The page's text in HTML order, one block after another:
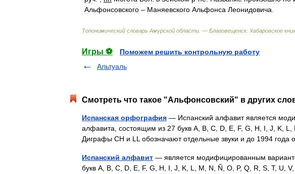
Альфонсовского – Маняевского Альфонса Леонидовича
Топонимический словарь Амурской области . — Благовещенск: Хабаровское
Игры ⚽
Поможем решить контрольную работу
Альтуаль
Смотреть что такое "Альфонсовский" в других
Испанская орфография — Испанский алфавит является
алфавита, состоящим из 27 букв A, B, C, D, E, F, G, H, I, J, K, L,
Диграфы CH и LL обозначают отдельные звуки и до 1994
Испанский алфавит — является модифицированным
букв A, B, C, D, E, F, G, H, I, J, K, L, M, N, Ñ, O, P, Q, R, S, T, U,